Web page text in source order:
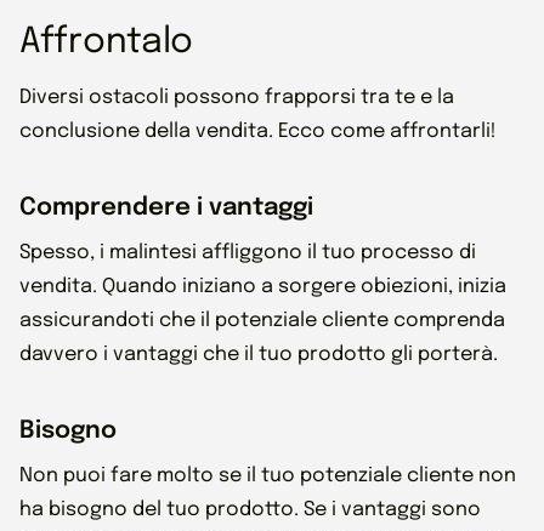
Affrontalo
Diversi ostacoli possono frapporsi tra te e la
conclusione della vendita. Ecco come affrontarli!
Comprendere i vantaggi
Spesso, i malintesi affliggono il tuo processo di
vendita. Quando iniziano a sorgere obiezioni, inizia
assicurandoti che il potenziale cliente comprenda
davvero i vantaggi che il tuo prodotto gli porterà.
Bisogno
Non puoi fare molto se il tuo potenziale cliente non
ha bisogno del tuo prodotto. Se i vantaggi sono